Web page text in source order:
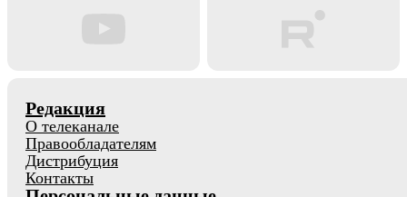
Редакция
О телеканале
Правообладателям
Дистрибуция
Контакты